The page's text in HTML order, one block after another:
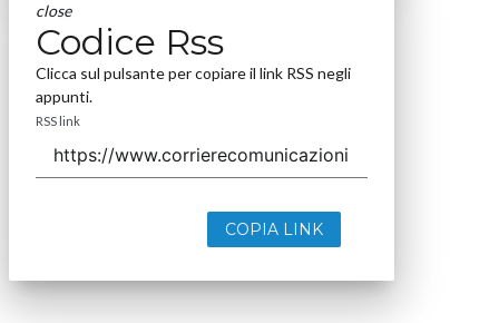
close
Codice Rss
Clicca sul pulsante per copiare il link RSS negli
appunti.
RSS link
COPIA LINK